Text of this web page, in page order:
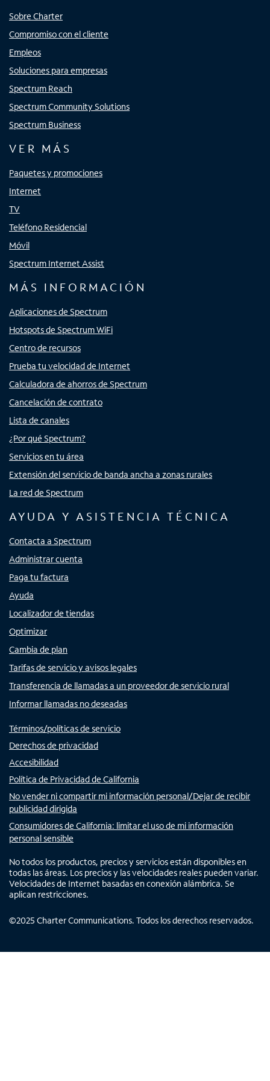
Sobre Charter
Compromiso con el cliente
Empleos
Soluciones para empresas
Spectrum Reach
Spectrum Community Solutions
Spectrum Business
VER MÁS
Paquetes y promociones
Internet
TV
Teléfono Residencial
Móvil
Spectrum Internet Assist
MÁS INFORMACIÓN
Aplicaciones de Spectrum
Hotspots de Spectrum WiFi
Centro de recursos
Prueba tu velocidad de Internet
Calculadora de ahorros de Spectrum
Cancelación de contrato
Lista de canales
¿Por qué Spectrum?
Servicios en tu área
Extensión del servicio de banda ancha a zonas rurales
La red de Spectrum
AYUDA Y ASISTENCIA TÉCNICA
Contacta a Spectrum
Administrar cuenta
Paga tu factura
Ayuda
Localizador de tiendas
Optimizar
Cambia de plan
Tarifas de servicio y avisos legales
Transferencia de llamadas a un proveedor de servicio rural
Informar llamadas no deseadas
Términos/políticas de servicio
Derechos de privacidad
Accesibilidad
Política de Privacidad de California
No vender ni compartir mi información personal/Dejar de recibir
publicidad dirigida
Consumidores de California: limitar el uso de mi información
personal sensible
No todos los productos, precios y servicios están disponibles en
todas las áreas. Los precios y las velocidades reales pueden variar.
Velocidades de Internet basadas en conexión alámbrica. Se
aplican restricciones.
©2025 Charter Communications. Todos los derechos reservados.